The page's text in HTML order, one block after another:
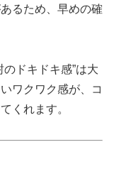
るため、早めの確
ドキドキ感”は大
ワクワク感が、コ
くれます。